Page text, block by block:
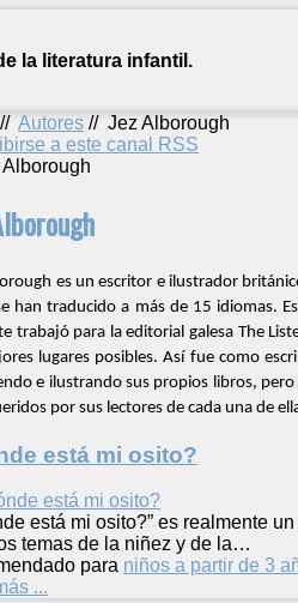
la literatura infantil.
// Autores // Jez Alborough
a este canal RSS
es un escritor e ilustrador
han traducido a más de 15 idiomas.
trabajó para la editorial galesa The
lugares posibles. Así fue como
e ilustrando sus propios libros,
por sus lectores de cada una de
está mi osito?
está mi osito?” es realmente
temas de la niñez y de la…
para niños a partir de 3
...